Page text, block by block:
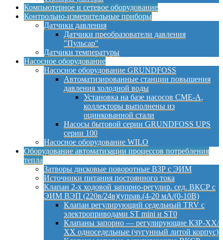
Компьютерное и сетевое оборудование
Контрольно-измерительные приборы
Датчики давления
Датчики преобразователи давления
"Пульсар"
Датчики температуры
Насосное оборудование
Насосное оборудование GRUNDFOSS
Автоматизированные станции повышения
давления холодной воды
Установка на базе насосов CME-A,
коллекторы выполнены из
оцинкованной стали
Насосы бытовой серии GRUNDFOSS UPS
серии 100
Насосное оборудование WILO
Оборудование автоматизации процессов потребления
тепла
Затворы дисковые поворотные ВЗР с ЭИМ
Источники питания постоянного тока
Клапан 2-х ходовой запорно-регулир. сед. ВКСР с
ЭИМ ВЭП (220в/24в)(управ.(4-20 мА/(0-10В)
Клапан регулирующий седельный TRV с
электроприводами ST mini и ST0
Клапаны запорно — регулирующие КЗР-ХХ/
ХХ односедельные (чугунный литой корпус)